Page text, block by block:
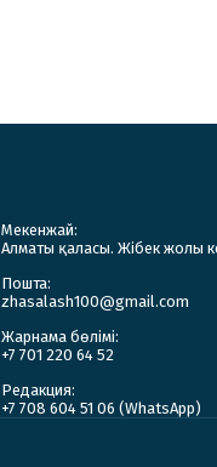
Мекенжай:
Алматы қаласы. Жібек жолы
Пошта:
zhasalash100@gmail.com
Жарнама бөлімі:
+7 701 220 64 52
Редакция:
+7 708 604 51 06 (WhatsApp)